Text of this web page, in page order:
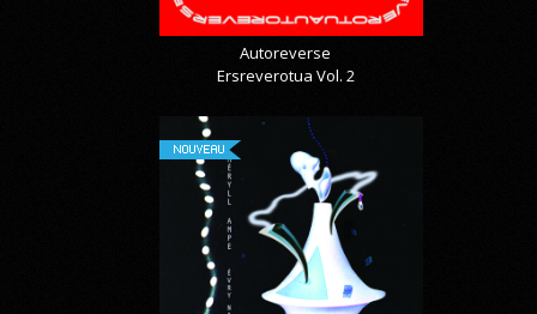
Autoreverse
Ersreverotua Vol. 2
NOUVEAU